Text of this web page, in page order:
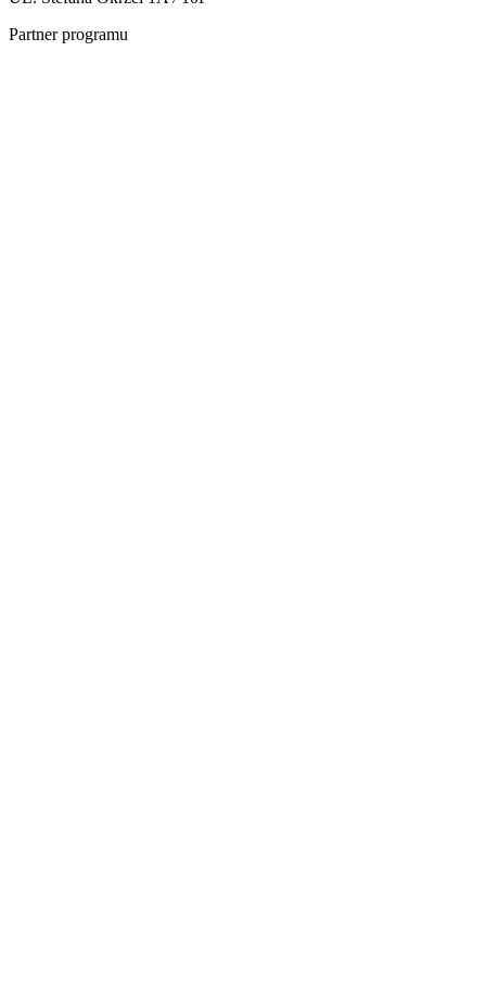
Partner programu